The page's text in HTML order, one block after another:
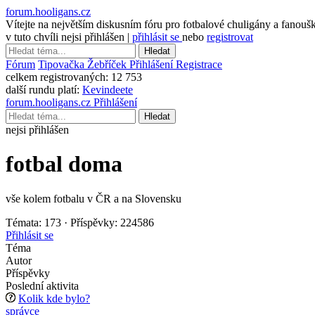
forum.hooligans.cz
Vítejte na největším diskusním fóru pro fotbalové chuligány a
v tuto chvíli nejsi přihlášen | přihlásit se nebo registrovat
Hledat
Fórum Tipovačka Žebříček PřihlášeníRegistrace
celkem registrovaných: 12 753
další rundu platí: Kevindeete
forum.hooligans.cz Přihlášení
Hledat
nejsi přihlášen
fotbal doma
vše kolem fotbalu v ČR a na Slovensku
Témata: 173 · Příspěvky: 224586
Přihlásit se
Téma
Autor
Příspěvky
Poslední aktivita
Kolik kde bylo?
správce